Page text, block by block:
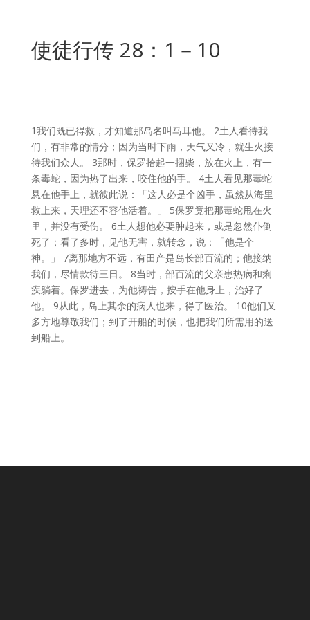
使徒行传 28：1－10
1我们既已得救，才知道那岛名叫马耳他。 2土人看待我
们，有非常的情分；因为当时下雨，天气又冷，就生火接
待我们众人。 3那时， 保罗拾起一捆柴，放在火上，有一
条毒蛇，因为热了出来，咬住他的手。 4土人看见那毒蛇
悬在他手上，就彼此说：「这人必是个凶手，虽然从海里
救上来，天理还不容他活着。」 5保罗竟把那毒蛇甩在火
里，并没有受伤。 6土人想他必要肿起来，或是忽然仆倒
死了；看了多时，见他无害，就转念，说：「他是个
神。」 7离那地方不远，有田产是岛长部百流的；他接纳
我们，尽情款待三日。 8当时， 部百流的父亲患热病和痢
疾躺着。 保罗进去， 为他祷告，按手在他身上，治好了
他。 9从此，岛上其余的病人也来，得了医治。 10他们又
多方地尊敬我们；到了开船的时候，也把我们所需用的送
到船上。